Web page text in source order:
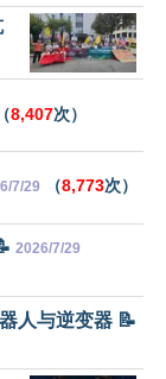
（8,407次）
7/29 （8,773次）
2026/7/29
人与逆变器 📝